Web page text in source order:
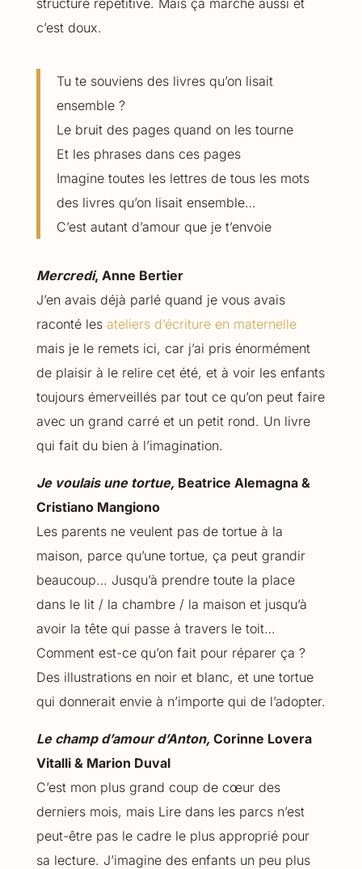
structure répétitive. Mais ça marche aussi et
c’est doux.
Tu te souviens des livres qu’on lisait
ensemble ?
Le bruit des pages quand on les tourne
Et les phrases dans ces pages
Imagine toutes les lettres de tous les mots
des livres qu’on lisait ensemble…
C’est autant d’amour que je t’envoie
Mercredi, Anne Bertier
J’en avais déjà parlé quand je vous avais
raconté les ateliers d’écriture en maternelle
mais je le remets ici, car j’ai pris énormément
de plaisir à le relire cet été, et à voir les enfants
toujours émerveillés par tout ce qu’on peut faire
avec un grand carré et un petit rond. Un livre
qui fait du bien à l’imagination.
Je voulais une tortue, Beatrice Alemagna &
Cristiano Mangiono
Les parents ne veulent pas de tortue à la
maison, parce qu’une tortue, ça peut grandir
beaucoup… Jusqu’à prendre toute la place
dans le lit / la chambre / la maison et jusqu’à
avoir la tête qui passe à travers le toit…
Comment est-ce qu’on fait pour réparer ça ?
Des illustrations en noir et blanc, et une tortue
qui donnerait envie à n’importe qui de l’adopter.
Le champ d’amour d’Anton,Corinne Lovera
Vitalli & Marion Duval
C’est mon plus grand coup de cœur des
derniers mois, mais Lire dans les parcs n’est
peut-être pas le cadre le plus approprié pour
sa lecture. J’imagine des enfants un peu plus